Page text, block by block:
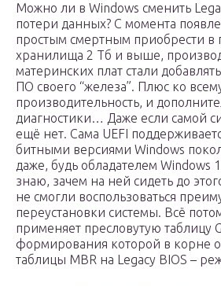
Можно ли в Windows сменить
потери данных? С момента
простым смертным приобрести в
хранилища 2 Тб и выше,
материнских плат стали
ПО своего “железа”. Плюс ко
производительность, и
диагностики… Даже если самой
ещё нет. Сама UEFI
битными версиями Windows
даже, будь обладателем Windows
знаю, зачем на ней сидеть до
не смогли воспользоваться
переустановки системы. Всё
применяет пресловутую таблицу
формирования которой в корне
таблицы MBR на Legacy BIOS –